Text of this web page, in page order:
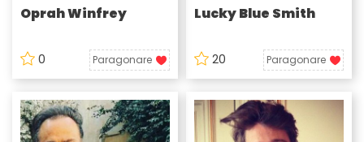
Oprah Winfrey
0 Paragonare
Lucky Blue Smith
20 Paragonare